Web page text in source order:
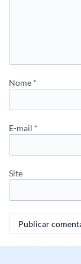
Nome *
E-mail *
Site